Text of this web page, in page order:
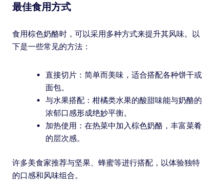
最佳食用方式
食用棕色奶酪时，可以采用多种方式来提升其风味。以
下是一些常见的方法：
直接切片：简单而美味，适合搭配各种饼干或
面包。
与水果搭配：柑橘类水果的酸甜味能与奶酪的
浓郁口感形成绝妙平衡。
加热使用：在热菜中加入棕色奶酪，丰富菜肴
的层次感。
许多美食家推荐与坚果、蜂蜜等进行搭配，以体验独特
的口感和风味组合。